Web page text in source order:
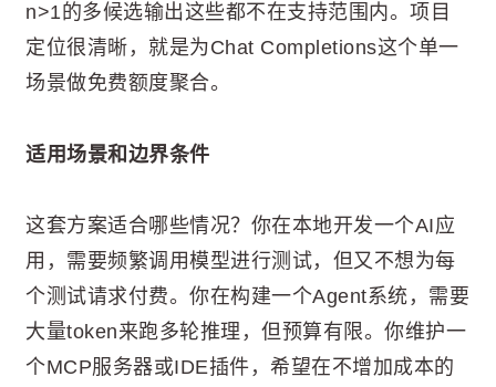
n>1的多候选输出这些都不在支持范围内。项目
定位很清晰，就是为Chat Completions这个单一
场景做免费额度聚合。
适用场景和边界条件
这套方案适合哪些情况？你在本地开发一个AI应
用，需要频繁调用模型进行测试，但又不想为每
个测试请求付费。你在构建一个Agent系统，需要
大量token来跑多轮推理，但预算有限。你维护一
个MCP服务器或IDE插件，希望在不增加成本的